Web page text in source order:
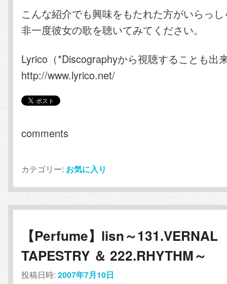
こんな紹介でも興味をもたれた方がいらっ
非一度彼女の歌を聴いてみてください。
Lyrico（*Discographyから視聴することも出
http://www.lyrico.net/
comments
カテゴリー: お気に入り
【Perfume】lisn～131.VERNAL
TAPESTRY ＆ 222.RHYTHM～
投稿日時:2007年7月10日